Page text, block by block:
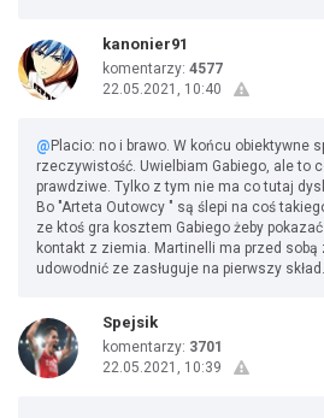
kanonier91
komentarzy: 4577
22.05.2021, 10:40
@ Placio: no i brawo. W końcu obiektywne
rzeczywistość. Uwielbiam Gabiego, ale to
prawdziwe. Tylko z tym nie ma co tutaj
Bo "Arteta Outowcy " są ślepi na coś
ze ktoś gra kosztem Gabiego żeby
kontakt z ziemia. Martinelli ma przed sobą
udowodnić ze zasługuje na pierwszy skład.
Spejsik
komentarzy: 3701
22.05.2021, 10:39